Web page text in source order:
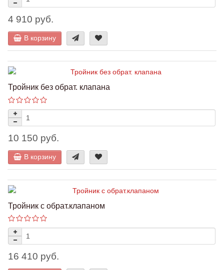
4 910 руб.
В корзину
Тройник без обрат. клапана
10 150 руб.
В корзину
Тройник с обрат.клапаном
16 410 руб.